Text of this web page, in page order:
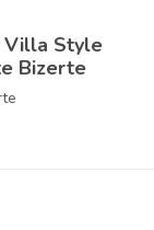
Villa Style
Bizerte